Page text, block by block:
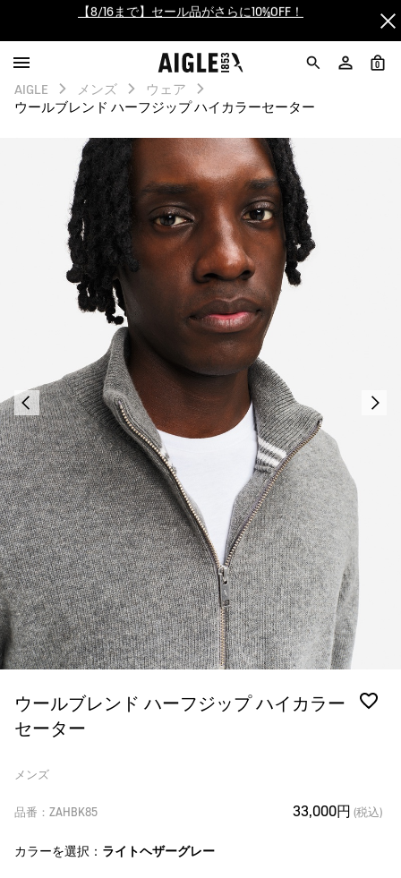
【最大50%OFF】FINAL SALEがスタート！
ログイン/会員登録で送料＆返品無料
AIGLE CLUB ポイントサービス終了のお知らせ
【8/16まで】セール品がさらに10%OFF！
【最大50%OFF】FINAL SALEがスタート！
ログイン/会員登録で送料＆返品無料
AIGLE CLUB ポイントサービス終了のお知らせ
0
AIGLE メンズ
ウェア
ウールブレンド ハーフジップ ハイカラーセーター
ウールブレンド ハーフジップ ハイカラー
セーター
メンズ
品番：ZAHBK85 33,000円 (税込)
カラーを選択： ライトヘザーグレー